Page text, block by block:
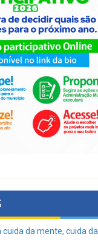
cuida da mente, cuida da